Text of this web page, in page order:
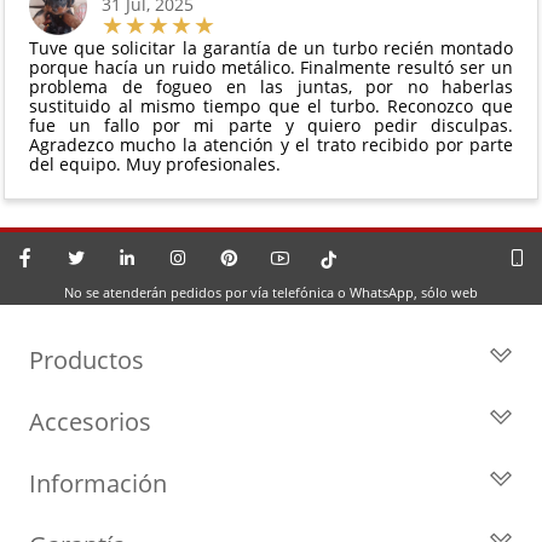
Tuve que solicitar la garantía de un turbo recién montado
porque hacía un ruido metálico. Finalmente resultó ser un
problema de fogueo en las juntas, por no haberlas
sustituido al mismo tiempo que el turbo. Reconozco que
fue un fallo por mi parte y quiero pedir disculpas.
Agradezco mucho la atención y el trato recibido por parte
del equipo. Muy profesionales.
No se atenderán pedidos por vía telefónica o WhatsApp, sólo web
Productos
Turbos por Marca
Cartuchos
Accesorios
Geometrías
Información